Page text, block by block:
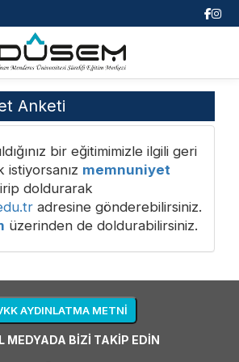
Anketi
bir eğitimimizle ilgili geri
istiyorsanız memnuniyet
doldurarak
adresine gönderebilirsiniz.
üzerinden de doldurabilirsiniz.
AYDINLATMA METNI
MEDYADA BİZİ TAKİP EDİN